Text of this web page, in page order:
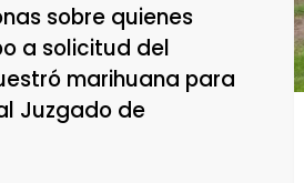
sobre quienes
a solicitud del
marihuana para
Juzgado de